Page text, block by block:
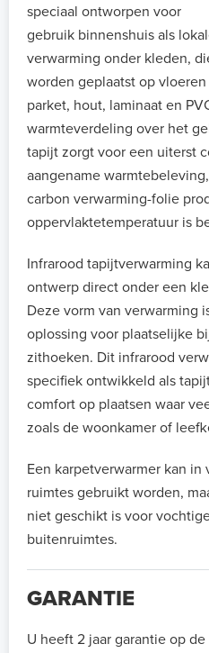
speciaal ontworpen voor
gebruik binnenshuis als
verwarming onder kleden,
worden geplaatst op vloeren
parket, hout, laminaat en
warmteverdeling over het
tapijt zorgt voor een uiterst
aangename
carbon verwarming-folie
oppervlaktetemperatuur is
Infrarood tapijtverwarming
ontwerp direct onder een
Deze vorm van verwarming
oplossing voor plaatselijke
zithoeken. Dit infrarood
specifiek ontwikkeld als
comfort op plaatsen waar
zoals de woonkamer of
Een karpetverwarmer kan
ruimtes gebruikt worden,
niet geschikt is voor
buitenruimtes.
GARANTIE
U heeft 2 jaar garantie op